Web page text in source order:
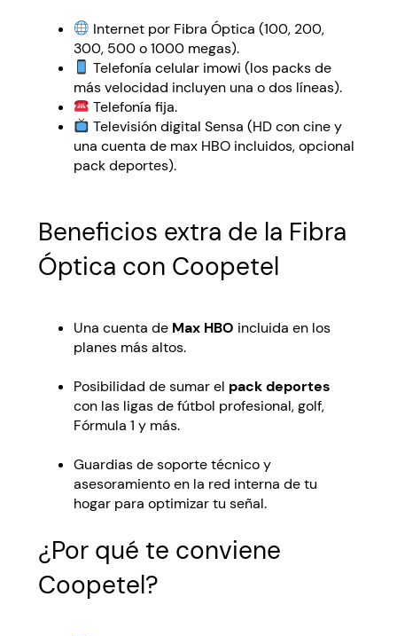
Internet por Fibra Óptica (100, 200,
300, 500 o 1000 megas).
Telefonía celular imowi (los packs de
más velocidad incluyen una o dos líneas).
Telefonía fija.
Televisión digital Sensa (HD con cine y
una cuenta de max HBO incluidos, opcional
pack deportes).
Beneficios extra de la Fibra
Óptica con Coopetel
Una cuenta de Max HBO incluida en los
planes más altos.
Posibilidad de sumar el pack deportes
con las ligas de fútbol profesional, golf,
Fórmula 1 y más.
Guardias de soporte técnico y
asesoramiento en la red interna de tu
hogar para optimizar tu señal.
¿Por qué te conviene
Coopetel?